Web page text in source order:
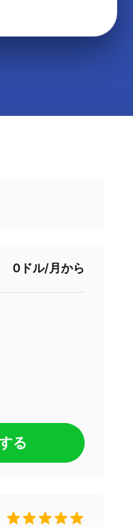
0ドル/月から
る